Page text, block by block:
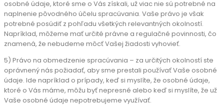
osobné údaje, ktoré sme o Vás získali, už viac nie sú potrebné na
naplnenie pôvodného účelu spracúvania. Vaše právo je však
potrebné posúdiť z pohľadu všetkých relevantných okolností.
Napríklad, môžeme mať určité právne a regulačné povinnosti, čo
znamená, že nebudeme môcť Vašej žiadosti vyhovieť.
5) Právo na obmedzenie spracúvania – za určitých okolností ste
oprávnený nás požiadať, aby sme prestali používať Vaše osobné
údaje. Ide napríklad o prípady, keď si myslíte, že osobné údaje,
ktoré o Vás máme, môžu byť nepresné alebo keď si myslíte, že už
Vaše osobné údaje nepotrebujeme využívať.